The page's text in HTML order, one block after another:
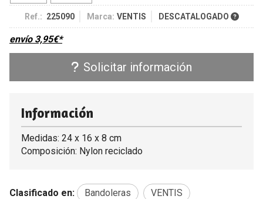
Ref.: 225090 Marca: VENTIS DESCATALOGADO
envío 3,95€*
Solicitar información
Información
Medidas: 24 x 16 x 8 cm
Composición: Nylon reciclado
Clasificado en: Bandoleras VENTIS